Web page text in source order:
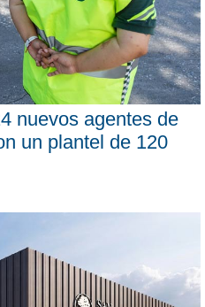
nuevos agentes de
un plantel de 120